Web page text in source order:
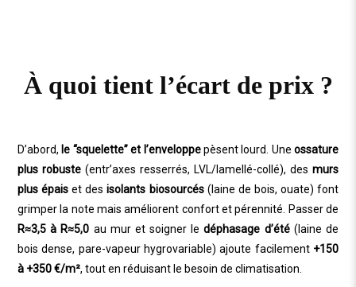
À quoi tient l’écart de prix ?
D’abord, le “squelette” et l’enveloppepèsent lourd. Une ossature
plus robuste (entr’axes resserrés, LVL/lamellé-collé), des murs
plus épais et desisolants biosourcés(laine de bois, ouate) font
grimper la note mais améliorent confort et pérennité. Passer de
R≈3,5 à R≈5,0 au mur et soigner ledéphasage d’été(laine de
bois dense, pare-vapeur hygrovariable) ajoute facilement +150
à +350 €/m², tout en réduisant le besoin de climatisation.